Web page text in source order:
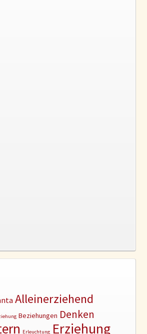
Alleinerziehend
Beziehungen Denken
Erleuchtung Erziehung